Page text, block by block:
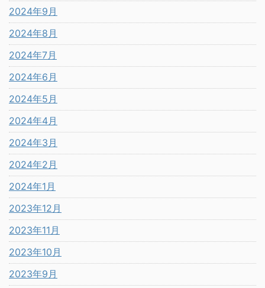
2024年9月
2024年8月
2024年7月
2024年6月
2024年5月
2024年4月
2024年3月
2024年2月
2024年1月
2023年12月
2023年11月
2023年10月
2023年9月